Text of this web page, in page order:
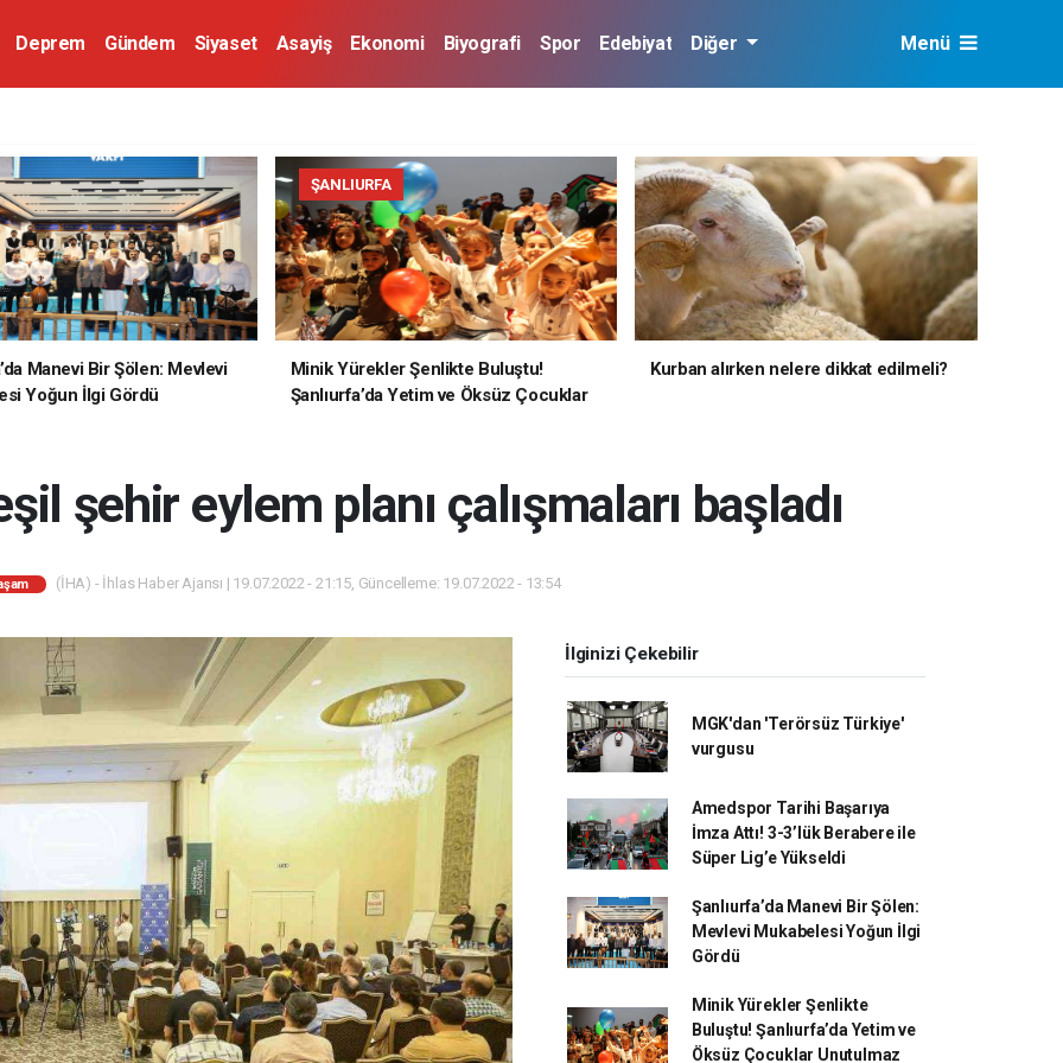
Deprem Gündem Siyaset Asayiş Ekonomi Biyografi Spor Edebiyat Diğer Menü
Manevi Bir Şölen: Mevlevi
Yoğun İlgi Gördü
ŞANLIURFA
Minik Yürekler Şenlikte Buluştu!
Şanlıurfa’da Yetim ve Öksüz Çocuklar
Kurban alırken nelere dikkat edilmeli?
şehir eylem planı çalışmaları başladı
(İHA) - İhlas Haber Ajansı | 19.07.2022 - 21:15, Güncelleme: 19.07.2022 - 13:54
İlginizi Çekebilir
MGK'dan 'Terörsüz Türkiye'
vurgusu
Amedspor Tarihi Başarıya
İmza Attı! 3-3’lük Berabere ile
Süper Lig’e Yükseldi
Şanlıurfa’da Manevi Bir Şölen:
Mevlevi Mukabelesi Yoğun İlgi
Gördü
Minik Yürekler Şenlikte
Buluştu! Şanlıurfa’da Yetim ve
Öksüz Çocuklar Unutulmaz